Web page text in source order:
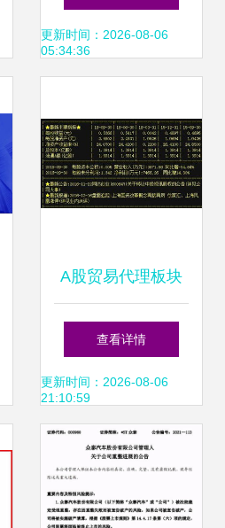
息咨询服务全解析
更新时间：2026-08-06
05:34:36
A股贸易代理板块
异动，同达创业、
林海股份、宁波东
力等龙头蓄势待发
查看详情
更新时间：2026-08-06
21:10:59